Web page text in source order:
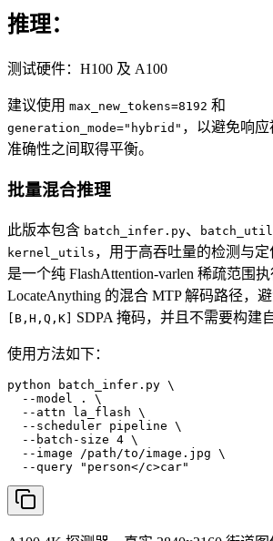
推理：
测试硬件：H100 及 A100
建议使用 max_new_tokens=8192 和
generation_mode="hybrid" ，以避免响
准确性之间取得平衡。
批量混合推理
此版本包含 batch_infer.py、
kernel_utils ，用于高吞吐量的检测与定
是一个纯 FlashAttention-varlen 稀疏范围
LocateAnything 的混合 MTP 解码路径，
[B,H,Q,K] SDPA 掩码，并且不需要构建
使用方法如下：
python batch_infer.py \
  --model . \
  --attn la_flash \
  --scheduler pipeline \
  --batch-size 4 \
  --image /path/to/image.jpg \
  --query "person</c>car"